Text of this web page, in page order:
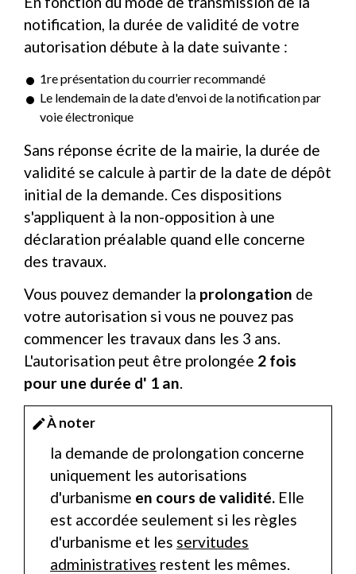
notification, la durée de validité de votre
autorisation débute à la date suivante :
1représentation du courrier recommandé
Le lendemain de la date d'envoi de la notification par
voie électronique
Sans réponse écrite de la mairie, la durée de
validité se calcule à partir de la date de dépôt
initial de la demande. Ces dispositions
s'appliquent à la non-opposition à une
déclaration préalable quand elle concerne
des travaux.
Vous pouvez demander la prolongation de
votre autorisation si vous ne pouvez pas
commencer les travaux dans les 3 ans.
L'autorisation peut être prolongée 2 fois
pour une durée d' 1 an.
editÀ noter
la demande de prolongation concerne
uniquement les autorisations
d'urbanisme en cours de validité. Elle
est accordée seulement si les règles
d'urbanisme et les servitudes
administratives restent les mêmes.